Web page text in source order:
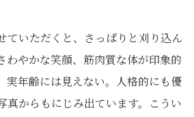
ていただくと、さっぱりと刈り込ん
わやかな笑顔、筋肉質な体が印象的
実年齢には見えない。人格的にも優
真からもにじみ出ています。こうい